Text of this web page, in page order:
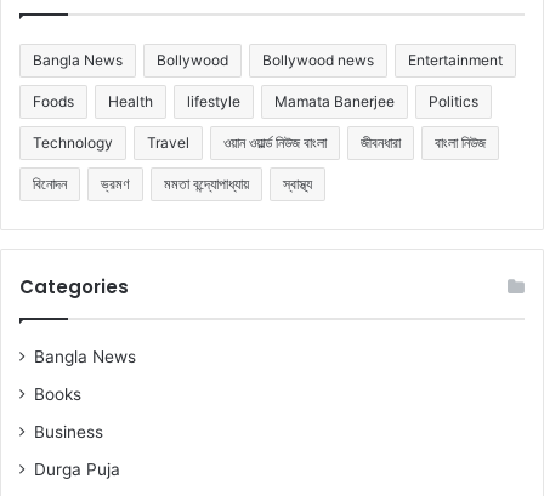
Bangla News Bollywood Bollywood news Entertainment
Foods Health lifestyle Mamata Banerjee Politics
Technology Travel ওয়ান ওয়ার্ল্ড নিউজ বাংলা জীবনধারা বাংলা নিউজ
বিনোদন ভ্রমণ মমতা বন্দ্যোপাধ্যায় স্বাস্থ্য
Categories
Bangla News
Books
Business
Durga Puja